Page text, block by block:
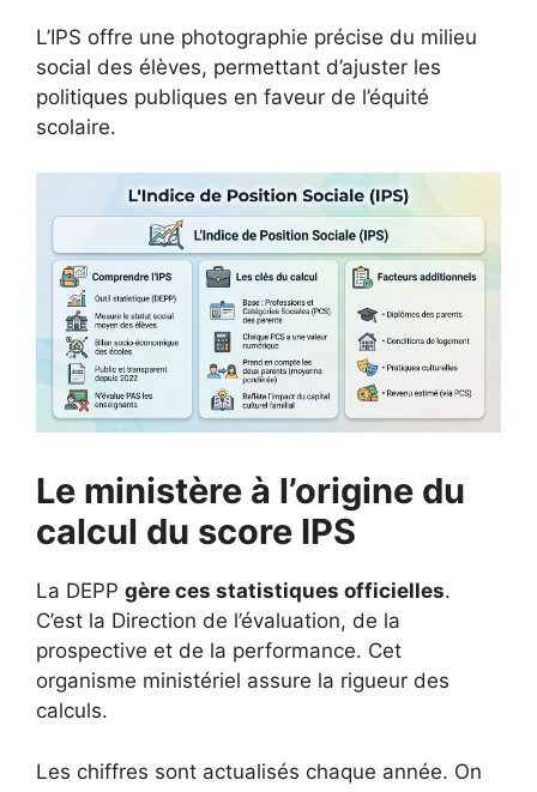
L’IPS offre une photographie précise du milieu
social des élèves, permettant d’ajuster les
politiques publiques en faveur de l’équité
scolaire.
Le ministère à l’origine du
calcul du score IPS
La DEPP gère ces statistiques officielles.
C’est la Direction de l’évaluation, de la
prospective et de la performance. Cet
organisme ministériel assure la rigueur des
calculs.
Les chiffres sont actualisés chaque année. On